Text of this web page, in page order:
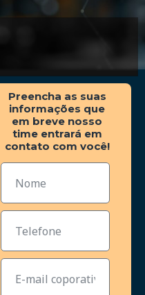
Preencha as suas
informações que
em breve nosso
time entrará em
contato com você!